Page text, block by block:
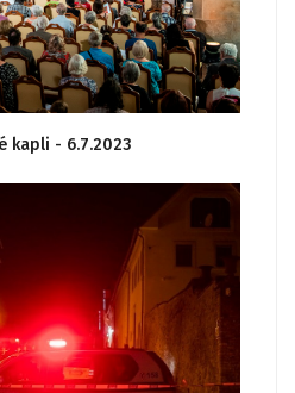
kapli - 6.7.2023